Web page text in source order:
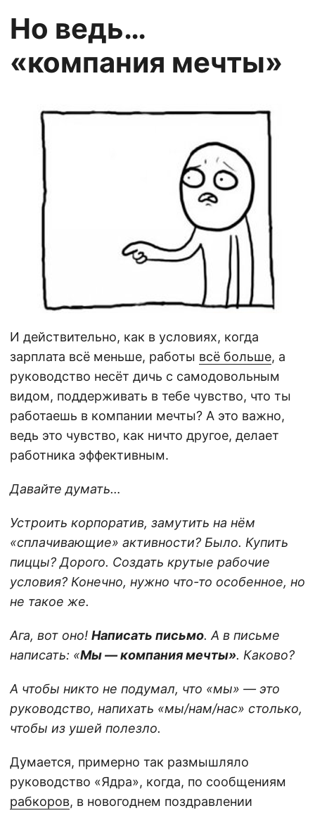
Но ведь…
«компания мечты»
И действительно, как в условиях, когда
зарплата всё меньше, работы всё больше, а
руководство несёт дичь с самодовольным
видом, поддерживать в тебе чувство, что ты
работаешь в компании мечты? А это важно,
ведь это чувство, как ничто другое, делает
работника эффективным.
Давайте думать…
Устроить корпоратив, замутить на нём
«сплачивающие» активности? Было. Купить
пиццы? Дорого. Создать крутые рабочие
условия? Конечно, нужно что-то особенное, но
не такое же.
Ага, вот оно! Написать письмо. А в письме
написать: «Мы — компания мечты». Каково?
А чтобы никто не подумал, что «мы» — это
руководство, напихать «мы/нам/нас» столько,
чтобы из ушей полезло.
Думается, примерно так размышляло
руководство «Ядра», когда, по сообщениям
рабкоров, в новогоднем поздравлении